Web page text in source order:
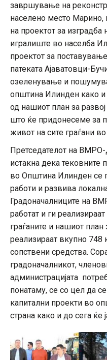
завршување на
населено место Марино,
на проектот за
игралиште во населба
проектот за
патеката Ајаватовци-
озеленување и
општина Илинден како и
од нашиот план за
што ќе придонесеме за
живот на сите граѓани
Претседателот на
истакна дека тековните
во Општина Илинден се
работи и развива
Градоначалниците на
работат и ги
граѓаните и нашиот план
реализираат вкупно 748
сопствени средства.
градоначалникот,
администрацијата
понатаму, се со цел да
капитални проекти во
страна како и до сега ќе